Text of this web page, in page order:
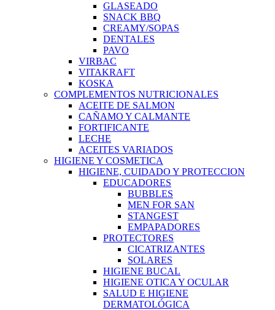
GLASEADO
SNACK BBQ
CREAMY/SOPAS
DENTALES
PAVO
VIRBAC
VITAKRAFT
KOSKA
COMPLEMENTOS NUTRICIONALES
ACEITE DE SALMON
CAÑAMO Y CALMANTE
FORTIFICANTE
LECHE
ACEITES VARIADOS
HIGIENE Y COSMETICA
HIGIENE, CUIDADO Y PROTECCION
EDUCADORES
BUBBLES
MEN FOR SAN
STANGEST
EMPAPADORES
PROTECTORES
CICATRIZANTES
SOLARES
HIGIENE BUCAL
HIGIENE OTICA Y OCULAR
SALUD E HIGIENE
DERMATOLÓGICA